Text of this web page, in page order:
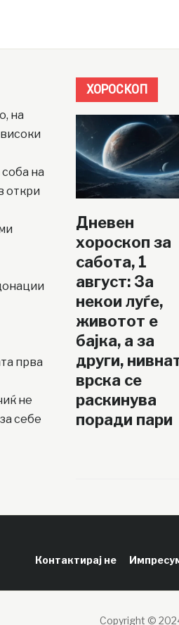
на
на
откри
прва
не
себе
ХОРОСКОП
Дневен
хороскоп за
сабота, 1
август: За
некои луѓе,
животот е
бајка, а за
други,
врска се
раскинува
поради пари
Контактирај не
Copyright ©